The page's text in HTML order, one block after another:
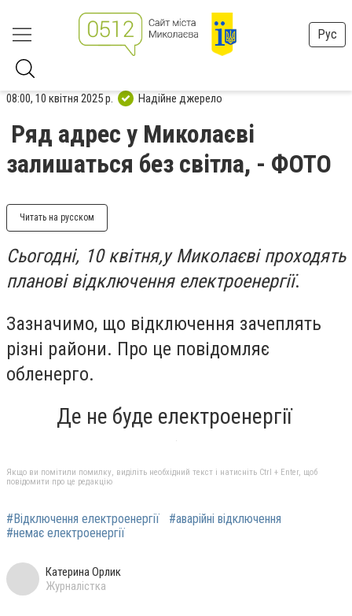
Рус
08:00, 10 квітня 2025 р. Надійне джерело
Ряд адрес у Миколаєві
залишаться без світла, - ФОТО
Читать на русском
Сьогодні, 10 квітня,у Миколаєві проходять
планові відключення електроенергії.
Зазначимо, що відключення зачеплять
різні райони. Про це повідомляє
обленерго.
Де не буде електроенергії
Якщо ви помітили помилку, виділіть необхідний текст і натисніть Ctrl + Enter, щоб
повідомити про це редакцію
#Відключення електроенергії
#аварійні відключення
#немає електроенергії
Катерина Орлик
Журналістка